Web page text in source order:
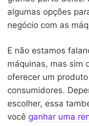
algumas opções
negócio com as
E não estamos
máquinas, mas sim
oferecer um
consumidores.
escolher, essa
você ganhar uma